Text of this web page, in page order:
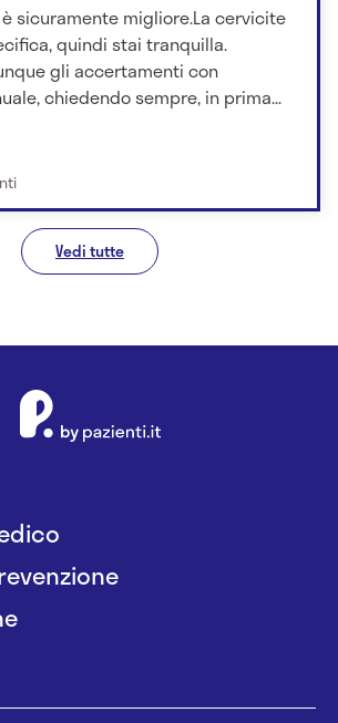
sicuramente migliore.La cervicite
quindi stai tranquilla.
gli accertamenti con
chiedendo sempre, in prima...
Vedi tutte